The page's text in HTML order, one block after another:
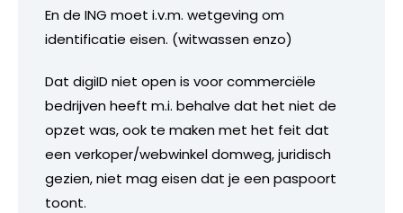
En de ING moet i.v.m. wetgeving om
identificatie eisen. (witwassen enzo)
Dat digiID niet open is voor commerciële
bedrijven heeft m.i. behalve dat het niet de
opzet was, ook te maken met het feit dat
een verkoper/webwinkel domweg, juridisch
gezien, niet mag eisen dat je een paspoort
toont.